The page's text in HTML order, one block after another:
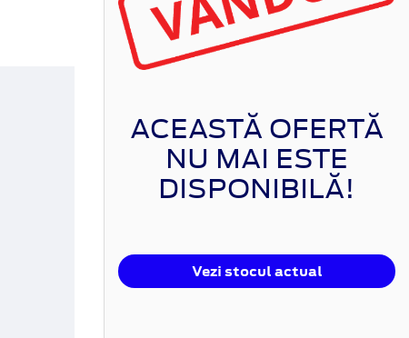
ACEASTĂ OFERTĂ
NU MAI ESTE
DISPONIBILĂ!
Vezi stocul actual